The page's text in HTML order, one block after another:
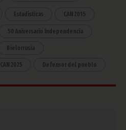
Estadísticas CAN 2015
50 Aniversario Independencia
Bielorrusia
CAN 2025 Defensor del pueblo